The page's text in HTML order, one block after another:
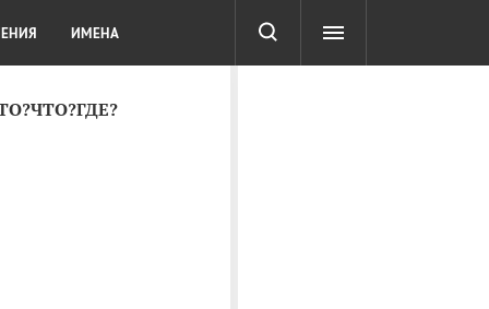
ТЕСТЫ
ИМЕНА